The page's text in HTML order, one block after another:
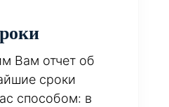
Вам отчет об
сроки
способом: в